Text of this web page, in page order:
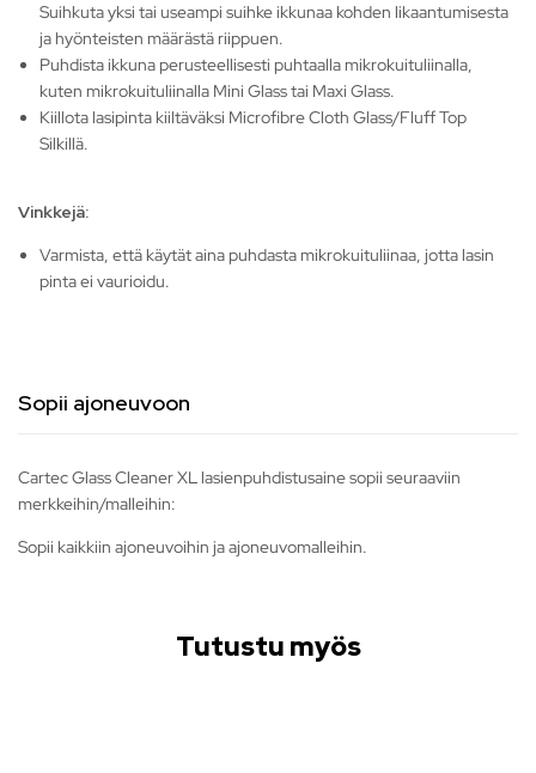
Suihkuta yksi tai useampi suihke ikkunaa kohden likaantumisesta
ja hyönteisten määrästä riippuen.
Puhdista ikkuna perusteellisesti puhtaalla mikrokuituliinalla,
kuten mikrokuituliinalla Mini Glass tai Maxi Glass.
Kiillota lasipinta kiiltäväksi Microfibre Cloth Glass/Fluff Top
Silkillä.
Vinkkejä:
Varmista, että käytät aina puhdasta mikrokuituliinaa, jotta lasin
pinta ei vaurioidu.
Sopii ajoneuvoon
Cartec Glass Cleaner XL lasienpuhdistusaine sopii seuraaviin
merkkeihin/malleihin:
Sopii kaikkiin ajoneuvoihin ja ajoneuvomalleihin.
Tutustu myös